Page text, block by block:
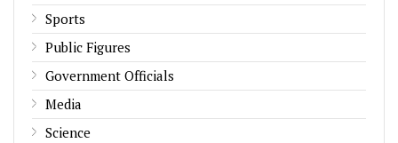
Sports
Public Figures
Government Officials
Media
Science